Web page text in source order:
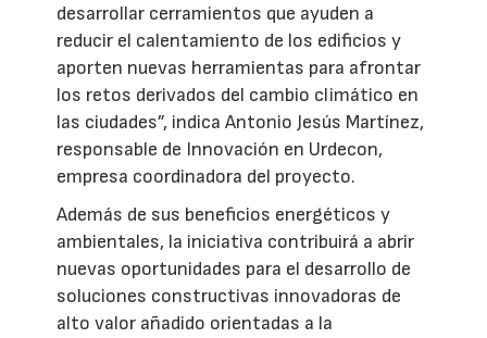
desarrollar cerramientos que ayuden a
reducir el calentamiento de los edificios y
aporten nuevas herramientas para afrontar
los retos derivados del cambio climático en
las ciudades”, indica Antonio Jesús Martínez,
responsable de Innovación en Urdecon,
empresa coordinadora del proyecto.
Además de sus beneficios energéticos y
ambientales, la iniciativa contribuirá a abrir
nuevas oportunidades para el desarrollo de
soluciones constructivas innovadoras de
alto valor añadido orientadas a la